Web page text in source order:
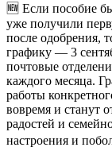
🆕 Если пособие
уже получили
после одобрения,
графику — 3
почтовые
каждого месяца.
работы
вовремя и станут
радостей и
настроения и